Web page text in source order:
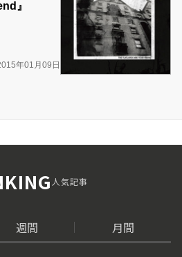
』
年01月09日
人気記事
週間 月間